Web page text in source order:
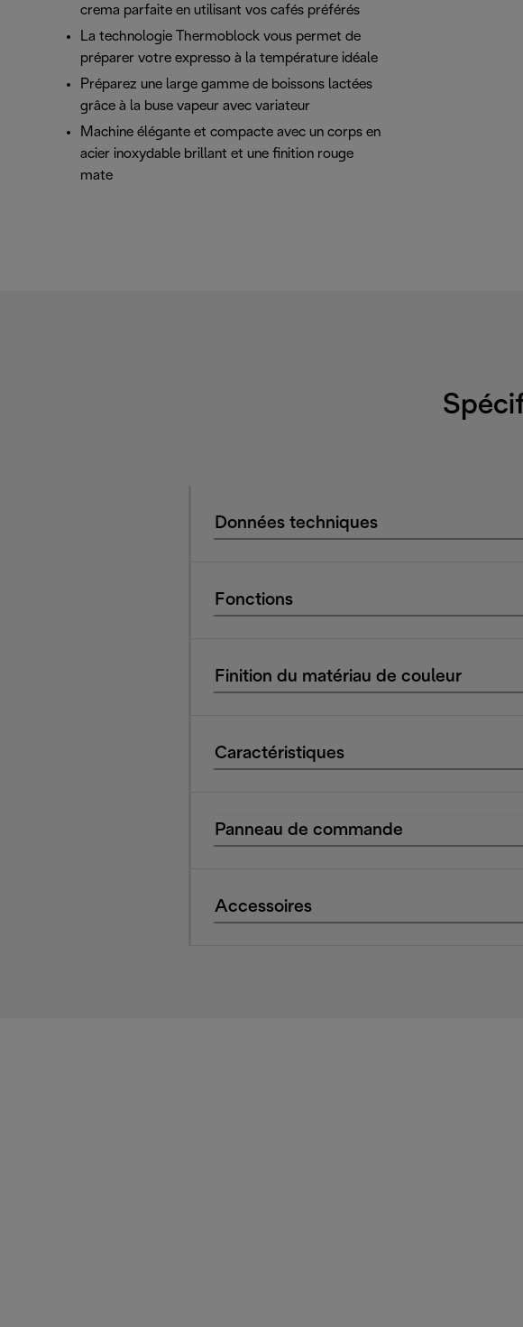
crema parfaite en utilisant vos cafés préférés
La technologie Thermoblock vous permet de
préparer votre expresso à la température idéale
Préparez une large gamme de boissons lactées
grâce à la buse vapeur avec variateur
Machine élégante et compacte avec un corps en
acier inoxydable brillant et une finition rouge
mate
Données techniques
Fonctions
Finition du matériau de couleur
Caractéristiques
Panneau de commande
Accessoires